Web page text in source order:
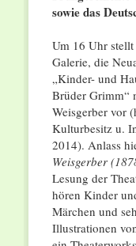
sowie das
Um 16 Uhr stellt
Galerie, die
„Kinder- und
Brüder Grimm“
Weisgerber vor
Kulturbesitz u.
2014). Anlass
Weisgerber
Lesung der
hören Kinder
Märchen und
Illustrationen